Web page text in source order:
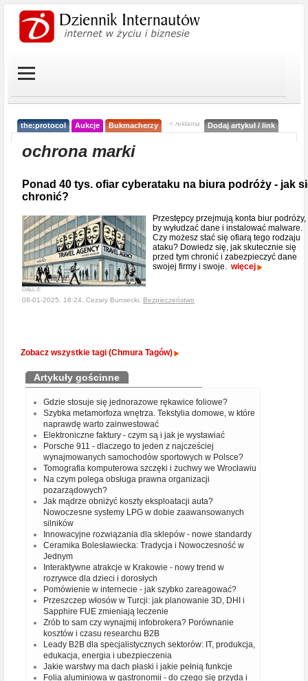
the:protocol Aukcje Bukmacherzy < reklama Dodaj artykuł / link
ochrona marki
Ponad 40 tys. ofiar cyberataku na biura podróży - jak
chronić?
DALL-E
Przestępcy przejmują konta biur podróży,
by wyłudzać dane i instalować malware.
Czy możesz stać się ofiarą tego rodzaju
ataku? Dowiedz się, jak skutecznie się
przed tym chronić i zabezpieczyć dane
swojej firmy i swoje. więcej
08-01-2025, 18:24, Cezary Bunsecki, Bezpieczeństwo
Zobacz wszystkie tagi (Chmura Tagów)
Artykuły gościnne
Gdzie stosuje się jednorazowe rękawice foliowe?
Szybka metamorfoza wnętrza. Tekstylia domowe, w które
naprawdę warto zainwestować
Elektroniczne faktury - czym są i jak je wystawiać
Porsche 911 - dlaczego to jeden z najcześciej
wynajmowanych samochodów sportowych w Polsce?
Tomografia komputerowa szczęki i żuchwy we Wrocławiu
Na czym polega obsługa prawna organizacji
pozarządowych?
Jak mądrze obniżyć koszty eksploatacji auta?
Nowoczesne systemy LPG w dobie zaawansowanych
silników
Innowacyjne rozwiązania dla sklepów - nowe standardy
Ceramika Bolesławiecka: Tradycja i Nowoczesność w
Jednym
Interaktywne atrakcje w Krakowie - nowy trend w
rozrywce dla dzieci i dorosłych
Pomówienie w internecie - jak szybko zareagować?
Przeszczep włosów w Turcji: jak planowanie 3D, DHI i
Sapphire FUE zmieniają leczenie
Zrób to sam czy wynajmij infobrokera? Porównanie
kosztów i czasu researchu B2B
Leady B2B dla specjalistycznych sektorów: IT, produkcja,
edukacja, energia i ubezpieczenia
Jakie warstwy ma dach płaski i jakie pełnią funkcje
Folia aluminiowa w gastronomii - do czego się przyda i